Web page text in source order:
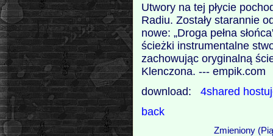
Utwory na tej płycie
Radiu. Zostały starannie
nowe: „Droga pełna
ścieżki instrumentalne
zachowując oryginalną
Klenczona. --- empik.com
download:
4shared
back
Zmieniony